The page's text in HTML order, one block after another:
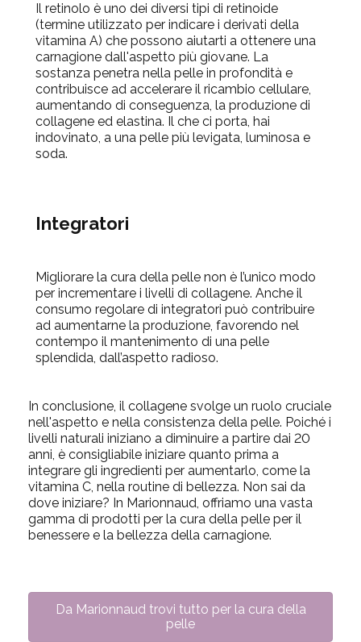
Il retinolo è uno dei diversi tipi di retinoide
(termine utilizzato per indicare i derivati della
vitamina A) che possono aiutarti a ottenere una
carnagione dall'aspetto più giovane. La
sostanza penetra nella pelle in profondità e
contribuisce ad accelerare il ricambio cellulare,
aumentando di conseguenza, la produzione di
collagene ed elastina. Il che ci porta, hai
indovinato, a una pelle più levigata, luminosa e
soda.
Integratori
Migliorare la cura della pelle non è l’unico modo
per incrementare i livelli di collagene. Anche il
consumo regolare di integratori può contribuire
ad aumentarne la produzione, favorendo nel
contempo il mantenimento di una pelle
splendida, dall’aspetto radioso.
In conclusione, il collagene svolge un ruolo cruciale
nell'aspetto e nella consistenza della pelle. Poiché i
livelli naturali iniziano a diminuire a partire dai 20
anni, è consigliabile iniziare quanto prima a
integrare gli ingredienti per aumentarlo, come la
vitamina C, nella routine di bellezza. Non sai da
dove iniziare? In Marionnaud, offriamo una vasta
gamma di prodotti per la cura della pelle per il
benessere e la bellezza della carnagione.
Da Marionnaud trovi tutto per la cura della
pelle